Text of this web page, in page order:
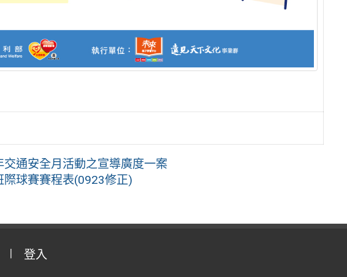
通安全月活動之宣導廣度一案
球賽賽程表(0923修正)
登入